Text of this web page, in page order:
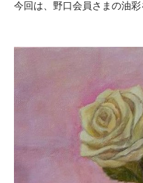
今回は、野口会員さまの油彩